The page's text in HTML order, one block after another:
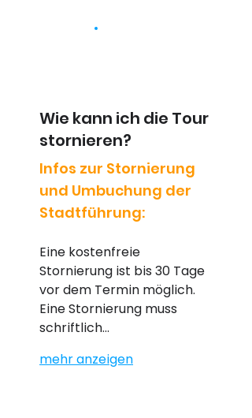
Wie kann ich die Tour
stornieren?
Infos zur Stornierung
und Umbuchung der
Stadtführung:
Eine kostenfreie
Stornierung ist bis 30 Tage
vor dem Termin möglich.
Eine Stornierung muss
schriftlich…
mehr anzeigen